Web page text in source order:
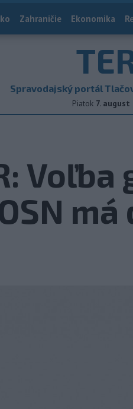
Zahraničie Ekonomika
Spravodajský portál
Piatok 7. august